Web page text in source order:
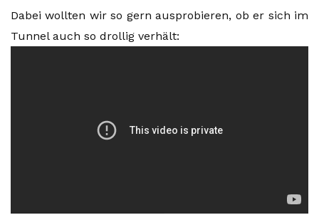
Dabei wollten wir so gern ausprobieren, ob er sich im
Tunnel auch so drollig verhält: